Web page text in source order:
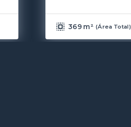
369 m² (Área Total)